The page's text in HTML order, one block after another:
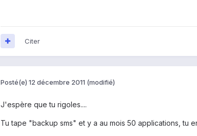
Citer
Posté(e) 12 décembre 2011 (modifié)
J'espère que tu rigoles....
Tu tape "backup sms" et y a au mois 50 applications, tu